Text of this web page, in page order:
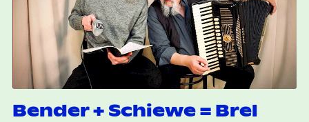
Bender + Schiewe = Brel